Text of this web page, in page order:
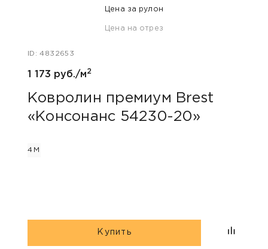
Цена за рулон
Цена на отрез
ID: 4832653
1 173 руб./м2
Ковролин премиум Brest
«Консонанс 54230-20»
4М
Купить